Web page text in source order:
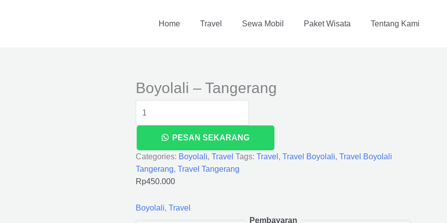
Home Travel Sewa Mobil Paket Wisata Tentang Kami
Boyolali – Tangerang
PESAN SEKARANG
Categories: Boyolali, Travel Tags: Travel , Travel Boyolali, Travel Boyolali
Tangerang, Travel Tangerang
Rp450.000
Boyolali, Travel
Pembayaran